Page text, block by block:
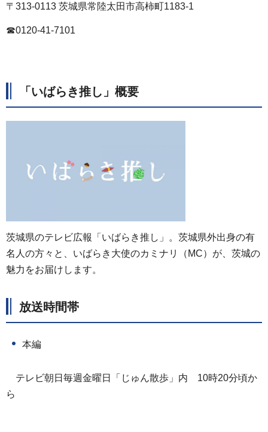
〒313-0113 茨城県常陸太田市高柿町1183-1
☎0120-41-7101
「いばらき推し」概要
茨城県のテレビ広報「いばらき推し」。茨城県外出身の有
名人の方々と、いばらき大使のカミナリ（MC）が、茨城の
魅力をお届けします。
放送時間帯
本編
テレビ朝日毎週金曜日「じゅん散歩」内 10時20分頃か
ら